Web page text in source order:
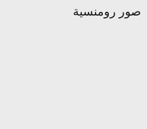
صور رومنسية